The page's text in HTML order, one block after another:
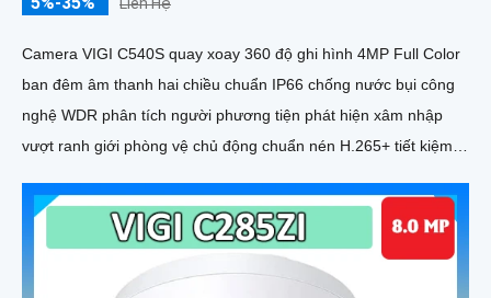
Liên Hệ
Camera VIGI C540S quay xoay 360 độ ghi hình 4MP Full Color
ban đêm âm thanh hai chiều chuẩn IP66 chống nước bụi công
nghệ WDR phân tích người phương tiện phát hiện xâm nhập
vượt ranh giới phòng vệ chủ động chuẩn nén H.265+ tiết kiệm
Manager giám sát sắc nét hiệu quả